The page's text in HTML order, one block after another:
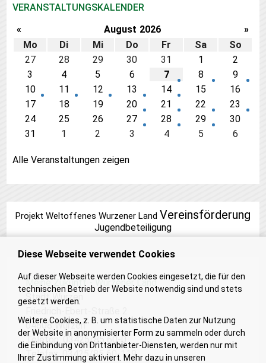
VERANSTALTUNGSKALENDER
«
August 2026
»
Mo
Di Mi Do Fr Sa
So
27
28 29 30 31 1
2
3
4 5 6 7 8
9
10
11 12 13 14 15
16
17
18 19 20 21 22
23
24
25 26 27 28 29
30
31
1 2 3 4 5 6
Alle Veranstaltungen zeigen
Projekt Weltoffenes Wurzener Land Vereinsförderung
Jugendbeteiligung
Meine Zukunft - Wurzener Land
Stadt Wurzen
04808 Wurzen
Telefon: 03425/85 60-0
Telefax: 03425/85 60-119
Diese Webseite verwendet Cookies
Auf dieser Webseite werden Cookies eingesetzt, die für den
technischen Betrieb der Website notwendig sind und stets
gesetzt werden.
Weitere Cookies, z. B. um statistische Daten zur Nutzung
der Website in anonymisierter Form zu sammeln oder durch
die Einbindung von Drittanbieter-Diensten, werden nur mit
Ihrer Zustimmung aktiviert. Mehr dazu in unseren